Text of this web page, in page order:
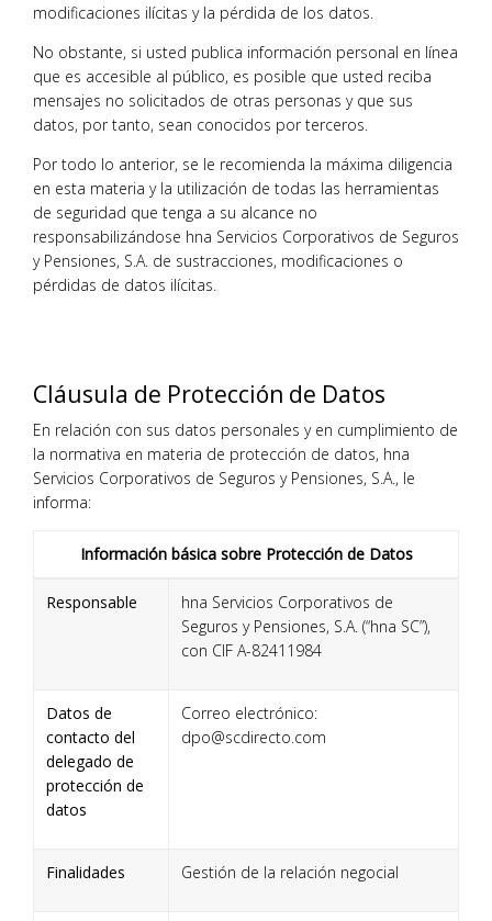
modificaciones ilícitas y la pérdida de los datos.
No obstante, si usted publica información personal en línea
que es accesible al público, es posible que usted reciba
mensajes no solicitados de otras personas y que sus
datos, por tanto, sean conocidos por terceros.
Por todo lo anterior, se le recomienda la máxima diligencia
en esta materia y la utilización de todas las herramientas
de seguridad que tenga a su alcance no
responsabilizándose hna Servicios Corporativos de Seguros
y Pensiones, S.A. de sustracciones, modificaciones o
pérdidas de datos ilícitas.
Cláusula de Protección de Datos
En relación con sus datos personales y en cumplimiento de
la normativa en materia de protección de datos, hna
Servicios Corporativos de Seguros y Pensiones, S.A., le
informa:
Información básica sobre Protección de Datos
Responsable
hna Servicios Corporativos de
Seguros y Pensiones, S.A. (“hna SC”),
con CIF A-82411984
Datos de
contacto del
delegado de
protección de
datos
Correo electrónico:
dpo@scdirecto.com
Finalidades Gestión de la relación negocial